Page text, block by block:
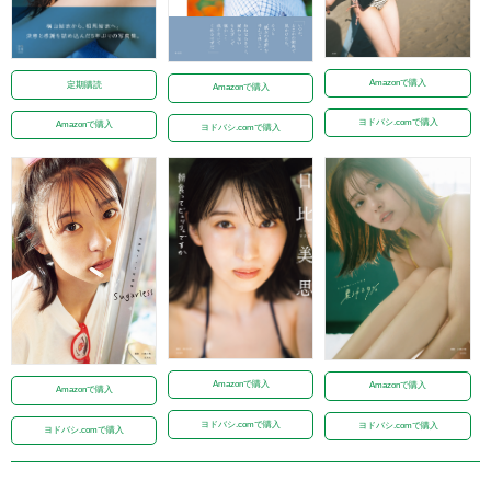
定期購読
Amazonで購入
Amazonで購入
ヨドバシ.comで購入
Amazonで購入
ヨドバシ.comで購入
Amazonで購入
ヨドバシ.comで購入
Amazonで購入
ヨドバシ.comで購入
Amazonで購入
ヨドバシ.comで購入